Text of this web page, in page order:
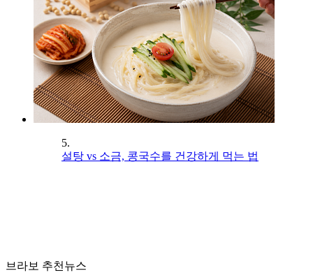
5.
설탕 vs 소금, 콩국수를 건강하게 먹는 법
브라보 추천뉴스